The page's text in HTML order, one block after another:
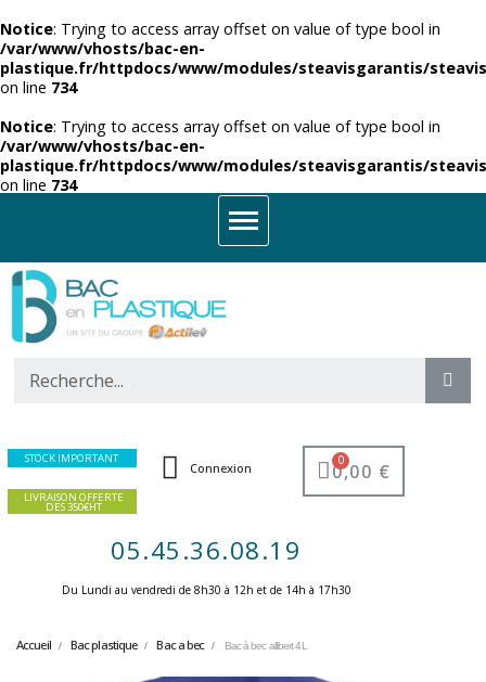
Notice: Trying to access array offset on value of type bool in
/var/www/vhosts/bac-en-
plastique.fr/httpdocs/www/modules/steavisgarantis/
on line 734
Notice: Trying to access array offset on value of type bool in
/var/www/vhosts/bac-en-
plastique.fr/httpdocs/www/modules/steavisgarantis/
on line 734
STOCK IMPORTANT
LIVRAISON OFFERTE
DES 350€HT
Connexion 0,00 €
05.45.36.08.19
Du Lundi au vendredi de 8h30 à 12h et de 14h à 17h30 ​
Accueil Bac plastique Bac a bec Bac à bec allibert 4L